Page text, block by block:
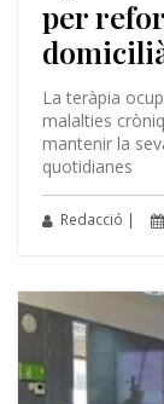
per
La teràpia
malalties
mantenir la
quotidianes
Redacció |